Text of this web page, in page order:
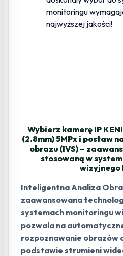
Wybierz kamerę IP
(2.8mm) 5MPx i postaw
obrazu (IVS) –
stosowaną w
wizyjnego
Inteligentna Analiza
zaawansowana
systemach monitoringu
pozwala na
rozpoznawanie obrazów
podstawie strumieni